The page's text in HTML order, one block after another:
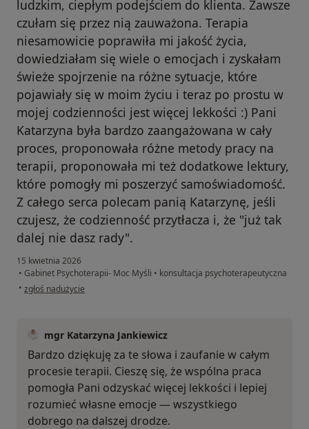
ludzkim, ciepłym podejściem do klienta. Zawsze
czułam się przez nią zauważona. Terapia
niesamowicie poprawiła mi jakość życia,
dowiedziałam się wiele o emocjach i zyskałam
świeże spojrzenie na różne sytuacje, które
pojawiały się w moim życiu i teraz po prostu w
mojej codzienności jest więcej lekkości :) Pani
Katarzyna była bardzo zaangażowana w cały
proces, proponowała różne metody pracy na
terapii, proponowała mi też dodatkowe lektury,
które pomogły mi poszerzyć samoświadomość.
Z całego serca polecam panią Katarzynę, jeśli
czujesz, że codzienność przytłacza i, że "już tak
dalej nie dasz rady".
15 kwietnia 2026
• Gabinet Psychoterapii- Moc Myśli • konsultacja psychoterapeutyczna
• w opinii użytkownika Katarzyna
zgłoś nadużycie
mgr Katarzyna Jankiewicz
Bardzo dziękuję za te słowa i zaufanie w całym
procesie terapii. Cieszę się, że wspólna praca
pomogła Pani odzyskać więcej lekkości i lepiej
rozumieć własne emocje — wszystkiego
dobrego na dalszej drodze.